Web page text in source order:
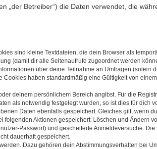
„der Betreiber“) die Daten verwendet, die
sind kleine Textdateien, die dein Browser als
(damit dir alle Seitenaufrufe zugeordnet werden
über deine Teilnahme an Umfragen (sofern
haben standardmäßig eine Gültigkeit von
deinem persönlichem Bereich angibst. Für die
als notwendig festgelegt wurden, so ist dies für dich
Daten ebenfalls gespeichert. Gleiches gilt, wenn
Aktionen gespeichert: Löschen und Ändern
Passwort) und gescheiterte Anmeldeversuche.
dauerhaft gespeichert.
Dazu gehören dein Abstimmungsverhalten bei